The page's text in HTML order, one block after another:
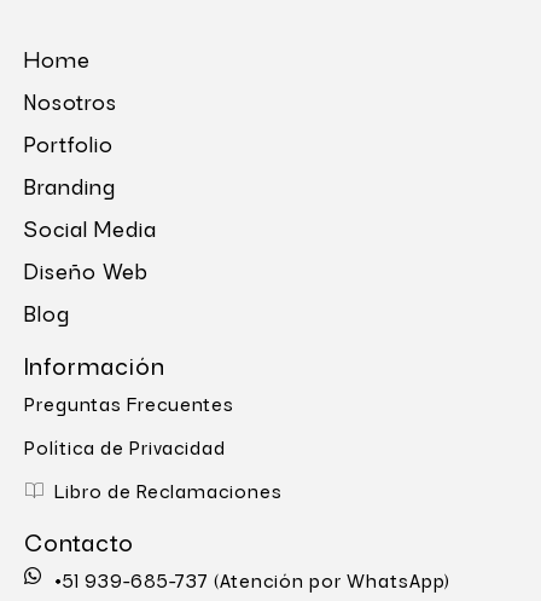
Home
Nosotros
Portfolio
Branding
Social Media
Diseño Web
Blog
Información
Preguntas Frecuentes
Política de Privacidad
Libro de Reclamaciones
Contacto
+51 939-685-737 (Atención por WhatsApp)